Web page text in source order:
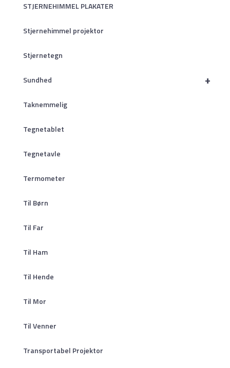
STJERNEHIMMEL PLAKATER
Stjernehimmel projektor
Stjernetegn
+
Sundhed
Taknemmelig
Tegnetablet
Tegnetavle
Termometer
Til Børn
Til Far
Til Ham
Til Hende
Til Mor
Til Venner
Transportabel Projektor